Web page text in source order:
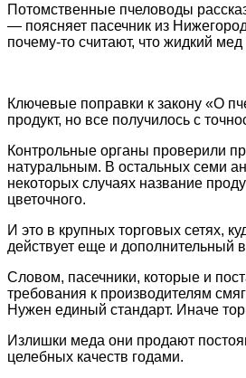
Потомственные пчеловоды
— поясняет пасечник из
почему-то считают, что жидкий
Ключевые поправки к закону «О
продукт, но все получилось с
Контрольные органы проверили
натуральным. В остальных семи
некоторых случаях название
цветочного.
И это в крупных торговых сетях,
действует еще и дополнительный
Словом, пасечники, которые и
требования к производителям
Нужен единый стандарт. Иначе
Излишки меда они продают
целебных качеств годами.